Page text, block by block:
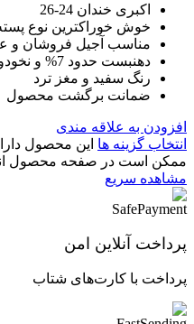
اکبری خندان 24-26
خوش خوراکترین نوع
مناسب آجیل فروشان و
دهنبست حدود 7% و نخودو 10%
رنگ سفید و مغز ترد
ضمانت برگشت محصول
افزودن به علاقه مندی
انتخاب گزینه ها این محصول
ممکن است در صفحه محصول
مشاهده سریع
پرداخت آنلاین امن
پرداخت با کارت‌های شتاب